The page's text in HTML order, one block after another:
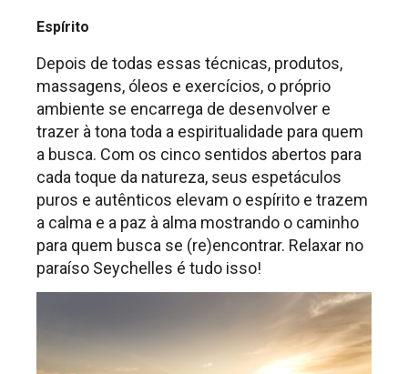
Espírito
Depois de todas essas técnicas, produtos,
massagens, óleos e exercícios, o próprio
ambiente se encarrega de desenvolver e
trazer à tona toda a espiritualidade para quem
a busca. Com os cinco sentidos abertos para
cada toque da natureza, seus espetáculos
puros e autênticos elevam o espírito e trazem
a calma e a paz à alma mostrando o caminho
para quem busca se (re)encontrar. Relaxar no
paraíso Seychelles é tudo isso!